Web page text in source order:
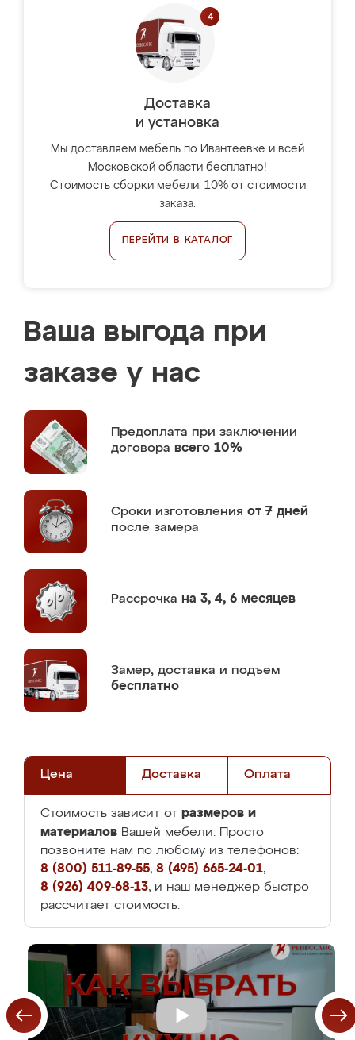
Доставка
и установка
Мы доставляем мебель по Ивантеевке и всей
Московской области бесплатно!
Стоимость сборки мебели: 10% от стоимости
заказа.
ПЕРЕЙТИ В КАТАЛОГ
Ваша выгода при
заказе у нас
Предоплата при заключении
договора всего 10%
Сроки изготовления от 7 дней
после замера
Рассрочка на 3, 4, 6 месяцев
Замер, доставка и подъем
бесплатно
Цена Доставка Оплата
Стоимость зависит от размеров и
материалов Вашей мебели. Просто
позвоните нам по любому из телефонов:
8 (800) 511-89-55, 8 (495) 665-24-01,
8 (926) 409-68-13, и наш менеджер быстро
рассчитает стоимость.